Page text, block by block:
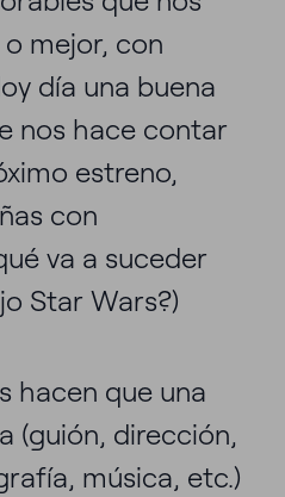
mejor, con
día una buena
nos hace contar
estreno,
con
va a suceder
Star Wars?)
hacen que una
(guión, dirección,
música, etc.)